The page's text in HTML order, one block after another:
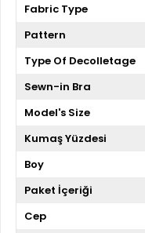
Fabric Type
Pattern
Type Of Decolletage
Sewn-in Bra
Model's Size
Kumaş Yüzdesi
Boy
Paket İçeriği
Cep